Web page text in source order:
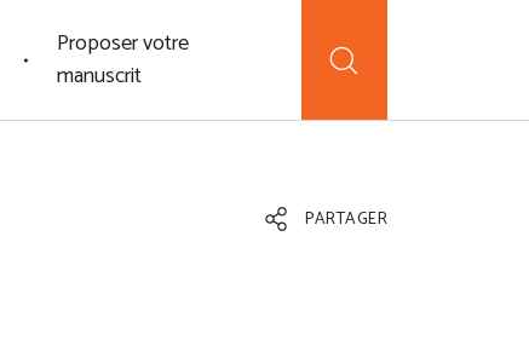
Proposer votre
manuscrit
PARTAGER